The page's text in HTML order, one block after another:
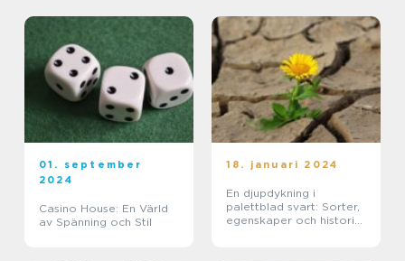
01. september
2024
Casino House: En Värld
av Spänning och Stil
18. januari 2024
En djupdykning i
palettblad svart: Sorter,
egenskaper och historisk